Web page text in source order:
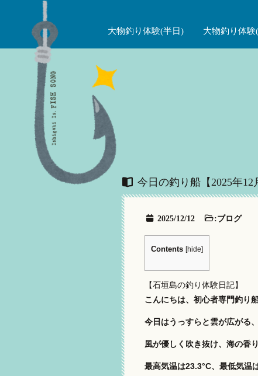
大物釣り体験(半日) 大物釣り体験
今日の釣り船【2025年12
2025/12/12 :ブログ
Contents [hide]
【石垣島の釣り体験日記】
こんにちは、初心者専門釣り
今日はうっすらと雲が広がる
風が優しく吹き抜け、海の香
最高気温は23.3°C、最低気温